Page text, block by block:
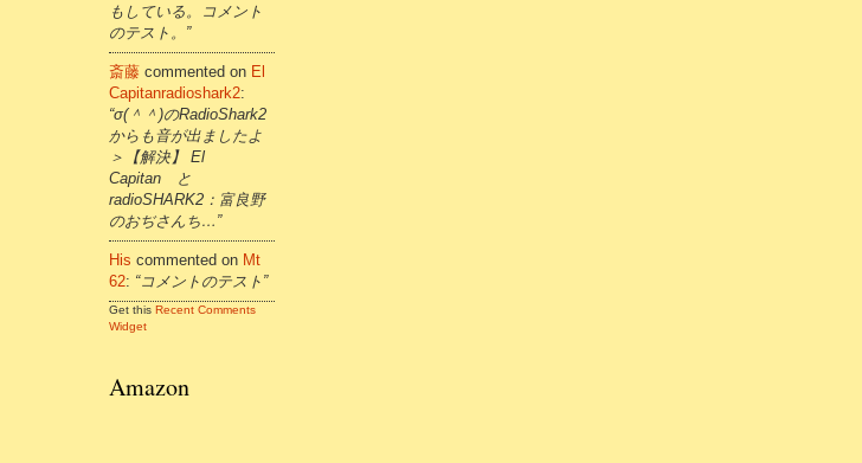
もしている。コメント
のテスト。”
斎藤 commented on El
Capitanradioshark2:
“σ(＾＾)のRadioShark2
からも音が出ましたよ
＞【解決】 El
Capitan と
radioSHARK2：富良野
のおぢさんち…”
His commented on Mt
62: “コメントのテスト”
Get this Recent Comments
Widget
Amazon